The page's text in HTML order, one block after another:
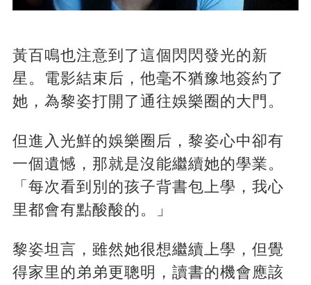
黃百鳴也注意到了這個閃閃發光的新
星。電影結束后，他毫不猶豫地簽約了
她，為黎姿打開了通往娛樂圈的大門。
但進入光鮮的娛樂圈后，黎姿心中卻有
一個遺憾，那就是沒能繼續她的學業。
「每次看到別的孩子背書包上學，我心
里都會有點酸酸的。」
黎姿坦言，雖然她很想繼續上學，但覺
得家里的弟弟更聰明，讀書的機會應該